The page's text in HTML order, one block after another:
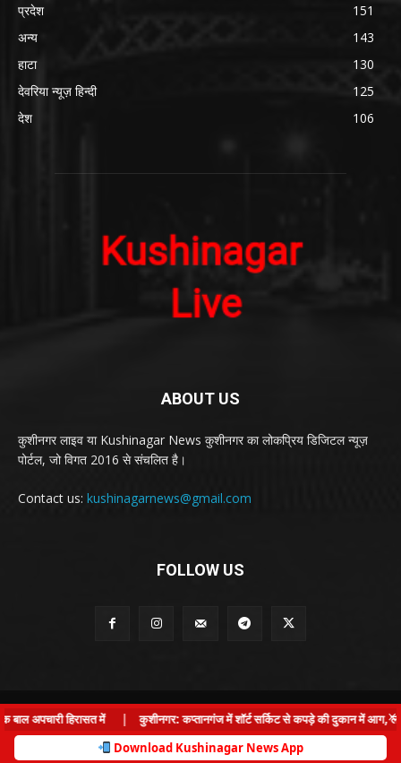
प्रदेश
151
अन्य
143
हाटा
130
देवरिया न्यूज़ हिन्दी
125
देश
106
ABOUT US
कुशीनगर लाइव या Kushinagar News कुशीनगर का लोकप्रिय डिजिटल न्यूज़
पोर्टल, जो विगत 2016 से संचलित है।
Contact us: kushinagarnews@gmail.com
FOLLOW US
© Kushinagar Live - 2022
Home About us Privacy Policy Contact us
×
अपचारी हिरासत में
कुशीनगर: कप्तानगंज में शॉर्ट सर्किट से कपड़े की दुकान में आग,
Download Kushinagar News App